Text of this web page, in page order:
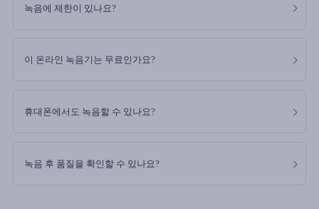
녹음에 제한이 있나요?
이 온라인 녹음기는 무료인가요?
휴대폰에서도 녹음할 수 있나요?
녹음 후 품질을 확인할 수 있나요?